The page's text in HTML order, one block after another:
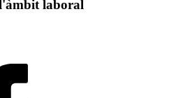
l'àmbit laboral